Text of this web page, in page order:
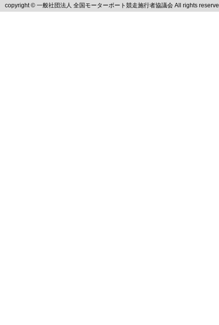
copyright © 一般社団法人 全国モーターボート競走施行者協議会 All rights